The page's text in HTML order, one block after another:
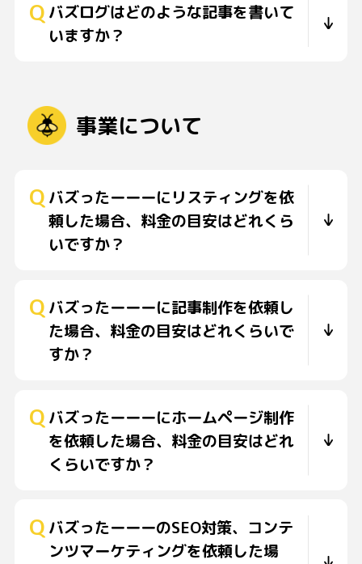
バズログはどのような記事を書いて
いますか？
事業について
バズったーーーにリスティングを依
頼した場合、料金の目安はどれくら
いですか？
バズったーーーに記事制作を依頼し
た場合、料金の目安はどれくらいで
すか？
バズったーーーにホームページ制作
を依頼した場合、料金の目安はどれ
くらいですか？
バズったーーーのSEO対策、コンテ
ンツマーケティングを依頼した場